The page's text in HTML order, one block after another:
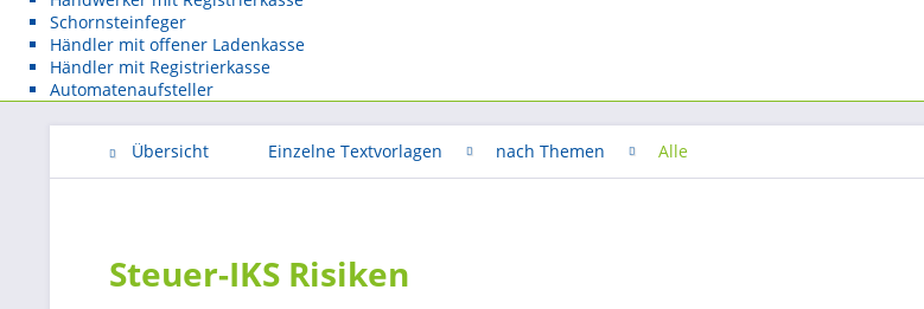
Schornsteinfeger
Händler mit offener Ladenkasse
Händler mit Registrierkasse
Automatenaufsteller
Übersicht Einzelne Textvorlagen nach Themen Alle
Steuer-IKS Risiken